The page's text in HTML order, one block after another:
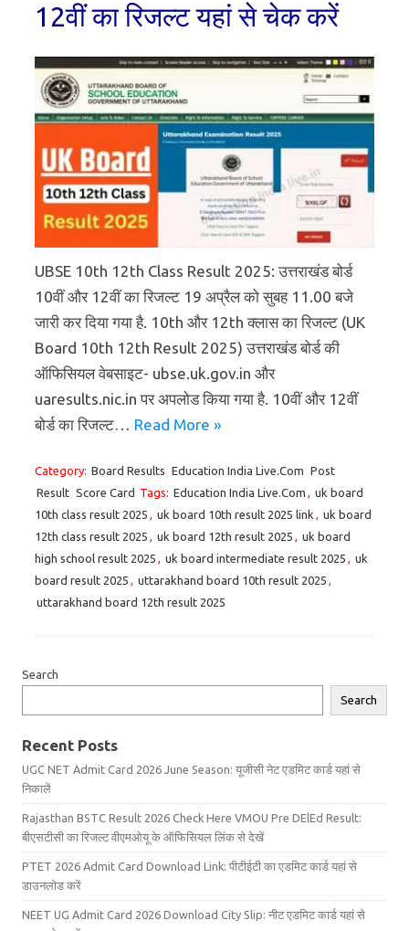
12वीं का रिजल्ट यहां से चेक करें
UBSE 10th 12th Class Result 2025: उत्तराखंड बोर्ड
10वीं और 12वीं का रिजल्ट 19 अप्रैल को सुबह 11.00 बजे
जारी कर दिया गया है. 10th और 12th क्लास का रिजल्ट (UK
Board 10th 12th Result 2025) उत्तराखंड बोर्ड की
ऑफिसियल वेबसाइट- ubse.uk.gov.in और
uaresults.nic.in पर अपलोड किया गया है. 10वीं और 12वीं
बोर्ड का रिजल्ट… Read More »
Category: Board Results Education India Live.Com Post
Result Score Card Tags: Education India Live.Com , uk board
10th class result 2025 , uk board 10th result 2025 link , uk board
12th class result 2025 , uk board 12th result 2025 , uk board
high school result 2025 , uk board intermediate result 2025 , uk
board result 2025 , uttarakhand board 10th result 2025 ,
uttarakhand board 12th result 2025
Search
Search
Recent Posts
UGC NET Admit Card 2026 June Season: यूजीसी नेट एडमिट कार्ड यहां से
निकालें
Rajasthan BSTC Result 2026 Check Here VMOU Pre DElEd Result:
बीएसटीसी का रिजल्ट वीएमओयू के ऑफिसियल लिंक से देखें
PTET 2026 Admit Card Download Link: पीटीईटी का एडमिट कार्ड यहां से
डाउनलोड करें
NEET UG Admit Card 2026 Download City Slip: नीट एडमिट कार्ड यहां से